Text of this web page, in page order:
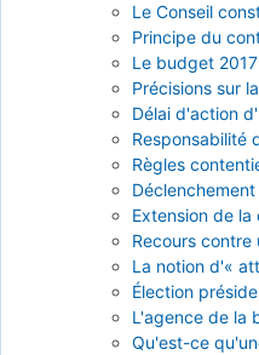
Le Conseil
Principe du
Le budget
Précisions sur
Délai d'action
Responsabilité
Règles
Extension de
Recours
La notion d'«
Élection
L'agence de la
Qu'est-ce